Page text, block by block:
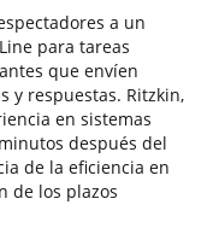
a un
para tareas
que envíen
y respuestas. Ritzkin,
en sistemas
después del
de la eficiencia en
de los plazos